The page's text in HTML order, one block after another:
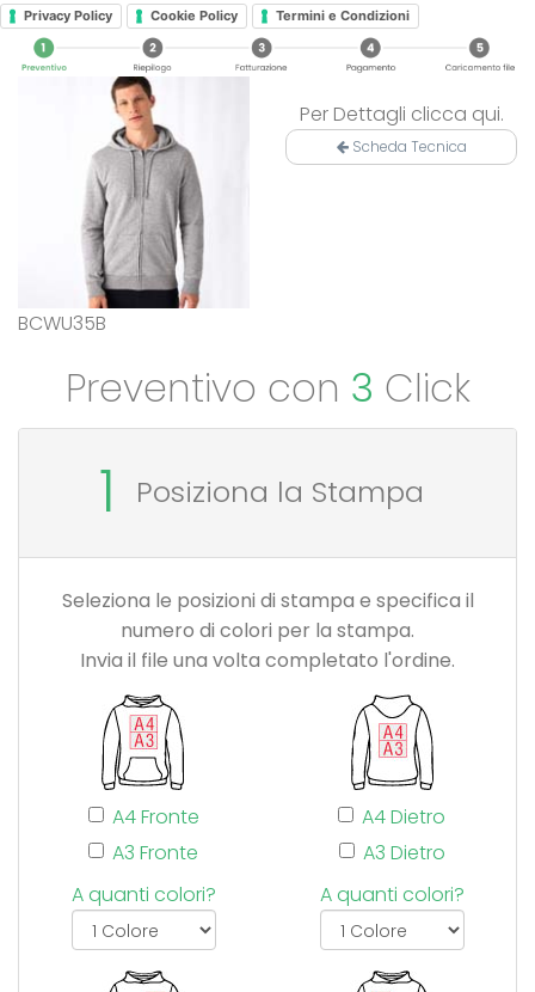
Privacy Policy Cookie Policy Termini e Condizioni
BCWU35B
Per Dettagli clicca qui.
Scheda Tecnica
Preventivo con 3 Click
1 Posiziona la Stampa
Seleziona le posizioni di stampa e specifica il
numero di colori per la stampa.
Invia il file una volta completato l'ordine.
A4 Fronte
A3 Fronte
A quanti colori?
A4 Dietro
A3 Dietro
A quanti colori?